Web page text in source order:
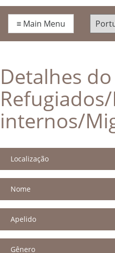
≡ Main Menu
Detalhes
internos/
Localização
Nome
Apelido
Gênero